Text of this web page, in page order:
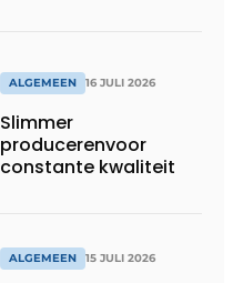
ALGEMEEN 16 JULI 2026
Slimmer
producerenvoor
constante kwaliteit
ALGEMEEN 15 JULI 2026